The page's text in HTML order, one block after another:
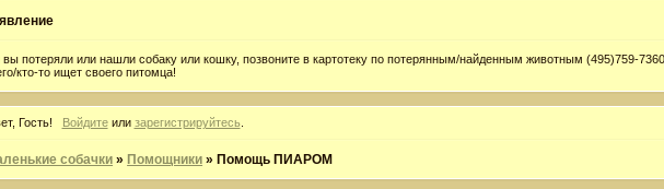
вы потеряли или нашли собаку или кошку, позвоните в картотеку по потерянным/найденным животным (495)759-
кто-то ищет своего питомца!
Гость! Войдитеили зарегистрируйтесь
собачки » Помощники » Помощь ПИАРОМ